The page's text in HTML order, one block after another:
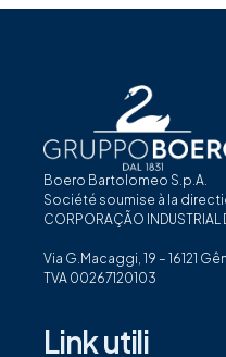
Boero Bartolomeo S.p.A.
Société soumise à la
CORPORAÇÃO INDUSTRIAL
Via G.Macaggi, 19 – 16121
TVA 00267120103
Link utili